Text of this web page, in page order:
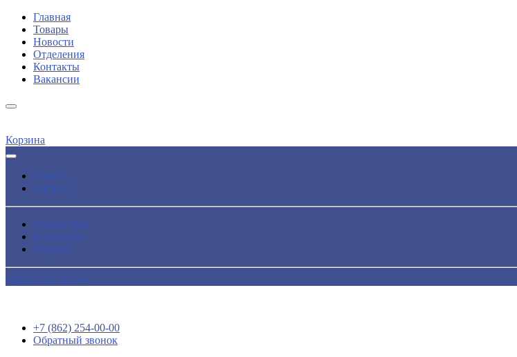
Главная
Товары
Новости
Отделения
Контакты
Вакансии
Корзина
Поиск
Каталог
Просмотры
Избранное
Корзина
Обратный звонок
+7 (862) 254-00-00
Обратный звонок